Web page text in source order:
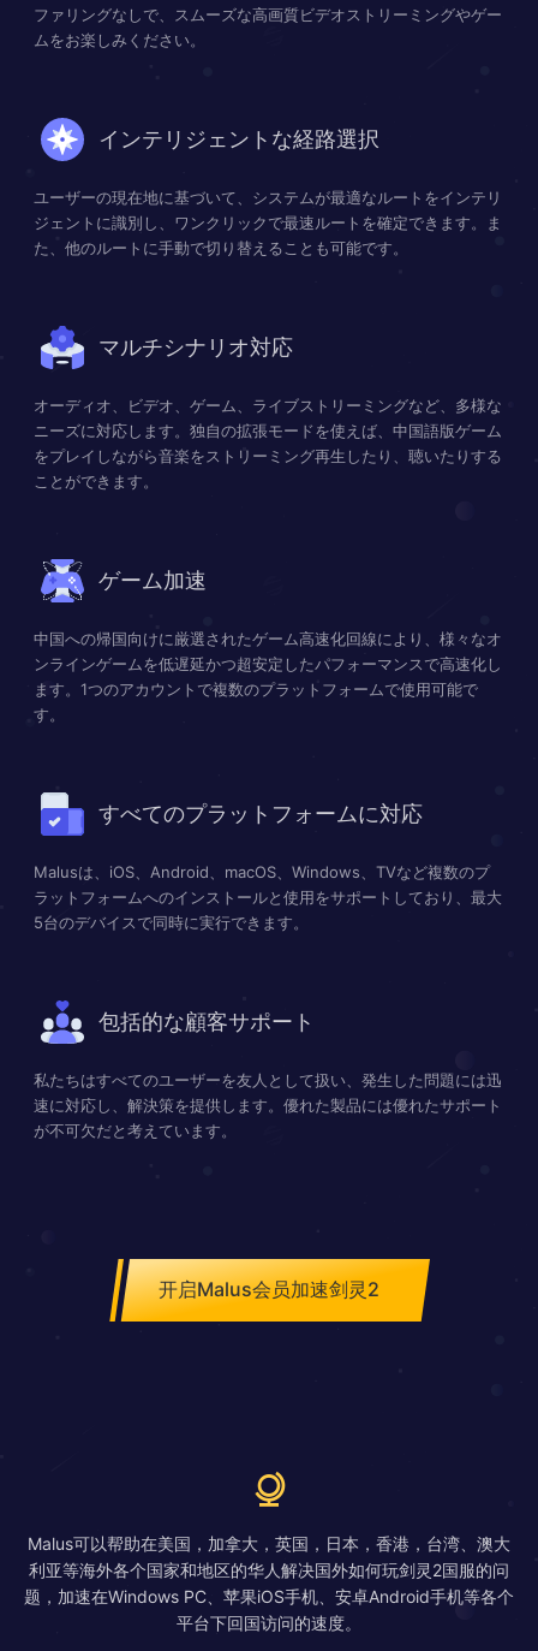
ファリングなしで、スムーズな高画質ビデオストリーミングやゲー
ムをお楽しみください。
インテリジェントな経路選択
ユーザーの現在地に基づいて、システムが最適なルートをインテリ
ジェントに識別し、ワンクリックで最速ルートを確定できます。ま
た、他のルートに手動で切り替えることも可能です。
マルチシナリオ対応
オーディオ、ビデオ、ゲーム、ライブストリーミングなど、多様な
ニーズに対応します。独自の拡張モードを使えば、中国語版ゲーム
をプレイしながら音楽をストリーミング再生したり、聴いたりする
ことができます。
ゲーム加速
中国への帰国向けに厳選されたゲーム高速化回線により、様々なオ
ンラインゲームを低遅延かつ超安定したパフォーマンスで高速化し
ます。1つのアカウントで複数のプラットフォームで使用可能で
す。
すべてのプラットフォームに対応
Malusは、iOS、Android、macOS、Windows、TVなど複数のプ
ラットフォームへのインストールと使用をサポートしており、最大
5台のデバイスで同時に実行できます。
包括的な顧客サポート
私たちはすべてのユーザーを友人として扱い、発生した問題には迅
速に対応し、解決策を提供します。優れた製品には優れたサポート
が不可欠だと考えています。
开启Malus会员加速剑灵2
Malus可以帮助在美国，加拿大，英国，日本，香港，台湾、澳大
利亚等海外各个国家和地区的华人解决国外如何玩剑灵2国服的问
题，加速在Windows PC、苹果iOS手机、安卓Android手机等各个
平台下回国访问的速度。